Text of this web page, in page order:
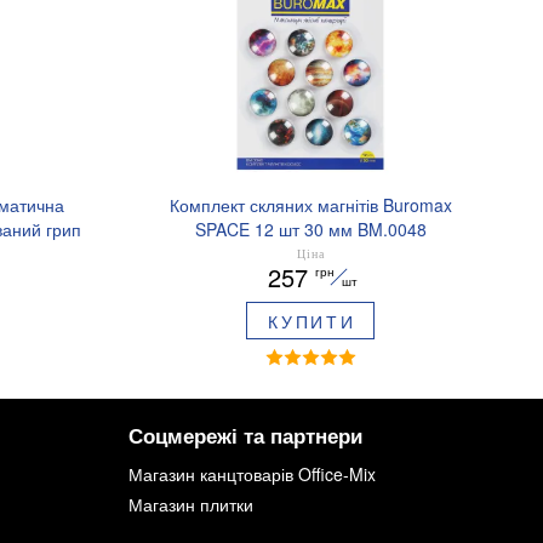
грип
02
Комплект скляних магнітів Buromax
SPACE 12 шт 30 мм BM.0048
Ціна
257 грн
шт
КУПИТИ
Соцмережі та партнери
Магазин канцтоварів Office-Mix
Магазин плитки